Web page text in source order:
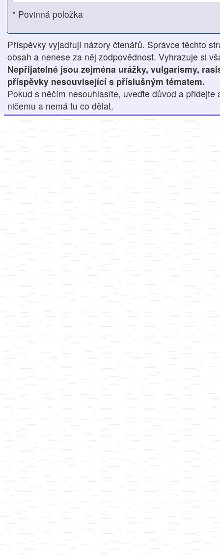
* Povinná položka
Příspěvky vyjadřují názory čtenářů. Správce těchto
obsah a nenese za něj zodpovědnost. Vyhrazuje si
Nepřijatelné jsou zejména urážky, vulgarismy,
příspěvky nesouvisející s příslušným tématem.
Pokud s něčím nesouhlasíte, uveďte důvod a přidejte
ničemu a nemá tu co dělat.